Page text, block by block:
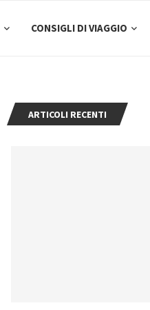
CONSIGLI DI VIAGGIO
ARTICOLI RECENTI